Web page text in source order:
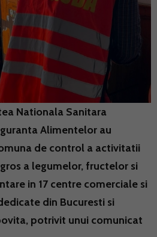
Nationala Sanitara
Alimentelor au
de control a activitatii
a legumelor, fructelor si
in 17 centre comerciale si
din Bucuresti si
potrivit unui comunicat